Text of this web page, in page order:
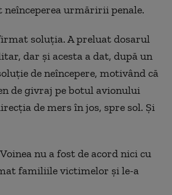
neînceperea urmăririi penale.
soluția. A preluat dosarul
dar și acesta a dat, după un
de neîncepere, motivând că
de givraj pe botul avionului
de mers în jos, spre sol. Și
nu a fost de acord nici cu
familiile victimelor și le-a